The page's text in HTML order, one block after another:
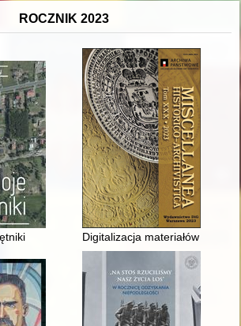
ROCZNIK 2023
Digitalizacja materiałów